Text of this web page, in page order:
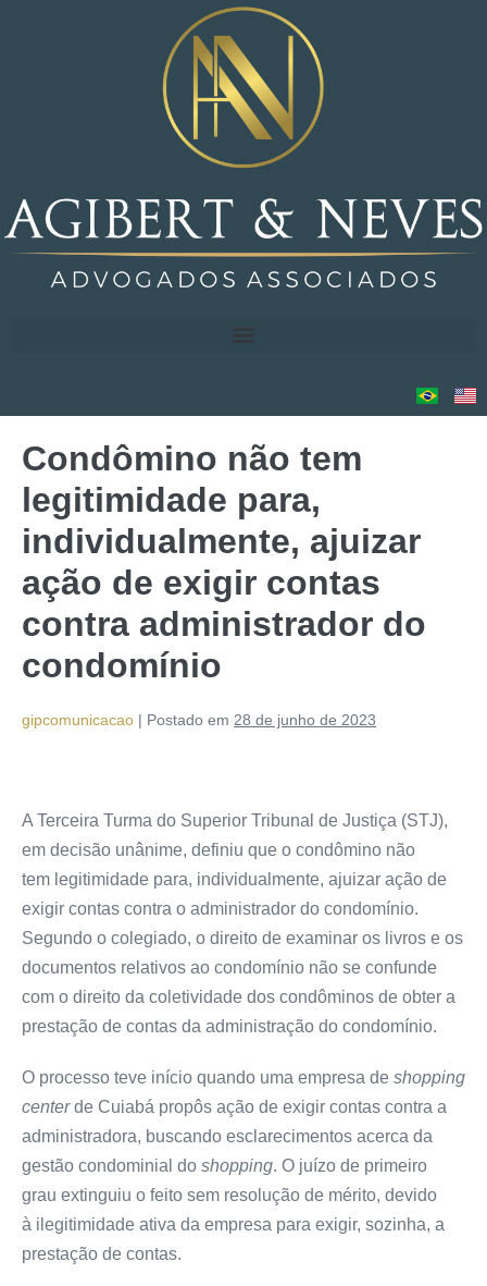
Condômino não tem
legitimidade para,
individualmente, ajuizar
ação de exigir contas
contra administrador do
condomínio
gipcomunicacao | Postado em 28 de junho de 2023
A Terceira Turma do Superior Tribunal de Justiça (STJ),
em decisão unânime, definiu que o condômino não
tem legitimidade para, individualmente, ajuizar ação de
exigir contas contra o administrador do condomínio.
Segundo o colegiado, o direito de examinar os livros e os
documentos relativos ao condomínio não se confunde
com o direito da coletividade dos condôminos de obter a
prestação de contas da administração do condomínio.
O processo teve início quando uma empresa de shopping
centerde Cuiabá propôs ação de exigir contas contra a
administradora, buscando esclarecimentos acerca da
gestão condominial do shopping. O juízo de primeiro
grau extinguiu o feito sem resolução de mérito, devido
à ilegitimidade ativa da empresa para exigir, sozinha, a
prestação de contas.